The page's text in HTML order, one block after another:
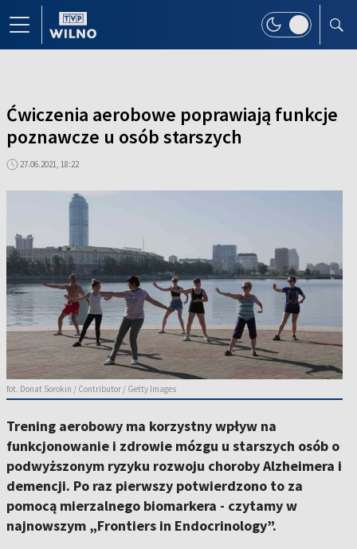
Ćwiczenia aerobowe poprawiają funkcje
poznawcze u osób starszych
27.06.2021, 18:22
fot. Donat Sorokin / Contributor / Getty Images
Trening aerobowy ma korzystny wpływ na
funkcjonowanie i zdrowie mózgu u starszych osób o
podwyższonym ryzyku rozwoju choroby Alzheimera i
demencji. Po raz pierwszy potwierdzono to za
pomocą mierzalnego biomarkera - czytamy w
najnowszym „Frontiers in Endocrinology”.